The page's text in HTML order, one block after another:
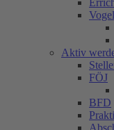
Aktiv
FÖJ
BFD